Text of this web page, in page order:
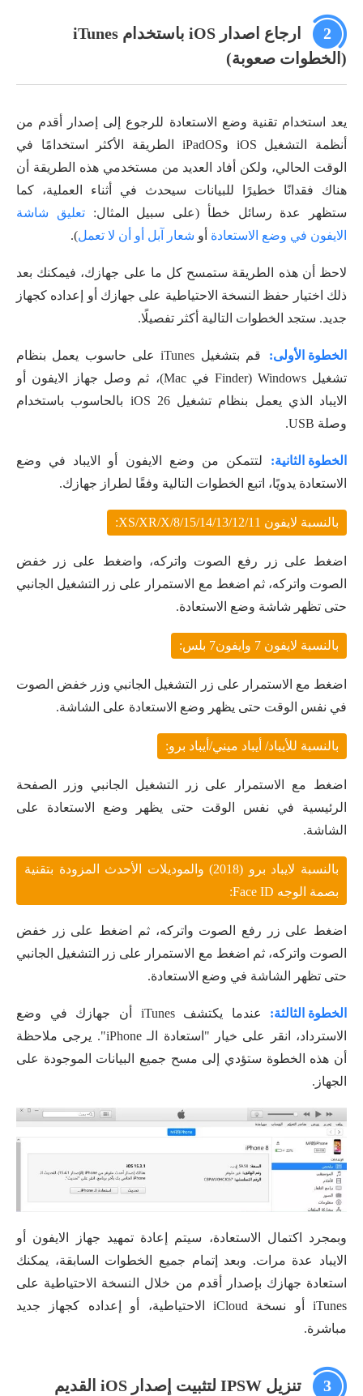
2
ارجاع اصدار iOS باستخدام iTunes
(الخطوات صعوبة)
يعد استخدام تقنية وضع الاستعادة للرجوع إلى إصدار أقدم من
أنظمة التشغيل iOS وiPadOS الطريقة الأكثر استخدامًا في
الوقت الحالي، ولكن أفاد العديد من مستخدمي هذه الطريقة أن
هناك فقدانًا خطيرًا للبيانات سيحدث في أثناء العملية، كما
ستظهر عدة رسائل خطأ (على سبيل المثال:تعليق شاشة
الايفون في وضع الاستعادة أو شعار آبل أو أن لا تعمل).
لاحظ أن هذه الطريقة ستمسح كل ما على جهازك، فيمكنك بعد
ذلك اختيار حفظ النسخة الاحتياطية على جهازك أو إعداده كجهاز
جديد. ستجد الخطوات التالية أكثر تفصيلًا.
الخطوة الأولى:
قم بتشغيل iTunes على حاسوب يعمل بنظام
تشغيل Windows (Finder في Mac)، ثم وصل جهاز الايفون أو
الايباد الذي يعمل بنظام تشغيل iOS 26 بالحاسوب باستخدام
وصلة USB.
الخطوة الثانية:
لتتمكن من وضع الايفون أو الايباد في وضع
الاستعادة يدويًا، اتبع الخطوات التالية وفقًا لطراز جهازك.
بالنسبة لايفون 15/14/13/12/11/XS/XR/X/8:
اضغط على زر رفع الصوت واتركه، واضغط على زر خفض
الصوت واتركه، ثم اضغط مع الاستمرار على زر التشغيل الجانبي
حتى تظهر شاشة وضع الاستعادة.
بالنسبة لايفون 7 وايفون7 بلس:
اضغط مع الاستمرار على زر التشغيل الجانبي وزر خفض الصوت
في نفس الوقت حتى يظهر وضع الاستعادة على الشاشة.
بالنسبة للأيباد/ أيباد ميني/أيباد برو:
اضغط مع الاستمرار على زر التشغيل الجانبي وزر الصفحة
الرئيسية في نفس الوقت حتى يظهر وضع الاستعادة على
الشاشة.
بالنسبة لايباد برو (2018) والموديلات الأحدث المزودة بتقنية
بصمة الوجه Face ID:
اضغط على زر رفع الصوت واتركه، ثم اضغط على زر خفض
الصوت واتركه، ثم اضغط مع الاستمرار على زر التشغيل الجانبي
حتى تظهر الشاشة في وضع الاستعادة.
الخطوة الثالثة:
عندما يكتشف iTunes أن جهازك في وضع
الاسترداد، انقر على خيار "استعادة الـ iPhone". يرجى ملاحظة
أن هذه الخطوة ستؤدي إلى مسح جميع البيانات الموجودة على
الجهاز.
وبمجرد اكتمال الاستعادة، سيتم إعادة تمهيد جهاز الايفون أو
الايباد عدة مرات. وبعد إتمام جميع الخطوات السابقة، يمكنك
استعادة جهازك بإصدار أقدم من خلال النسخة الاحتياطية على
iTunes أو نسخة iCloud الاحتياطية، أو إعداده كجهاز جديد
مباشرة.
3
تنزيل IPSW لتثبيت إصدار iOS القديم